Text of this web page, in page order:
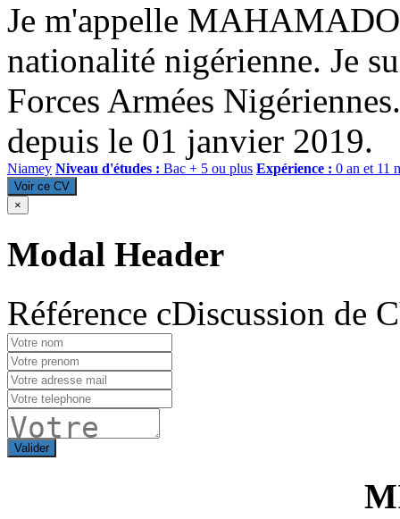
Je m'appelle
nationalité nigérienne. Je
Forces Armées
depuis le 01 janvier 2019.
Niamey Niveau d'études : Bac + 5 ou plus Expérience : 0 an et 11
Voir ce CV
×
Modal Header
Référence cDiscussion de
Valider